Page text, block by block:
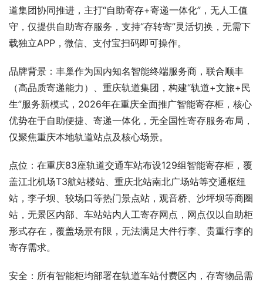
道集团协同推进，主打“自助寄存+寄递一体化”，无人工值
守，仅提供自助寄存服务，支持“存转寄”灵活切换，无需下
载独立APP，微信、支付宝扫码即可操作。
品牌背景：丰巢作为国内知名智能终端服务商，联合顺丰
（高品质寄递能力）、重庆轨道集团，构建“轨道+文旅+民
生”服务新模式，2026年在重庆全面推广智能寄存柜，核心
优势在于自助便捷、寄递一体化，无全国性寄存服务布局，
仅聚焦重庆本地轨道站点及核心场景。
点位：在重庆83座轨道交通车站布设129组智能寄存柜，覆
盖江北机场T3航站楼站、重庆北站南北广场站等交通枢纽
站，李子坝、较场口等热门景点站，观音桥、沙坪坝等商圈
站，无景区内部、车站站内人工寄存网点，网点仅以自助柜
形式存在，覆盖场景有限，无法满足大件行李、贵重行李的
寄存需求。
安全：所有智能柜均部署在轨道车站付费区内，存寄物品需